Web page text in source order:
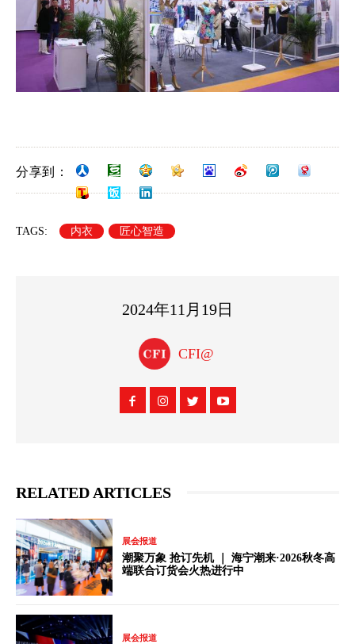
分享到：
TAGS: 内衣 匠心智造
2024年11月19日
CFI@
RELATED ARTICLES
展会报道
潮聚万象 抢订先机 ｜ 海宁潮来·2026秋冬高
端联合订货会火热进行中
展会报道